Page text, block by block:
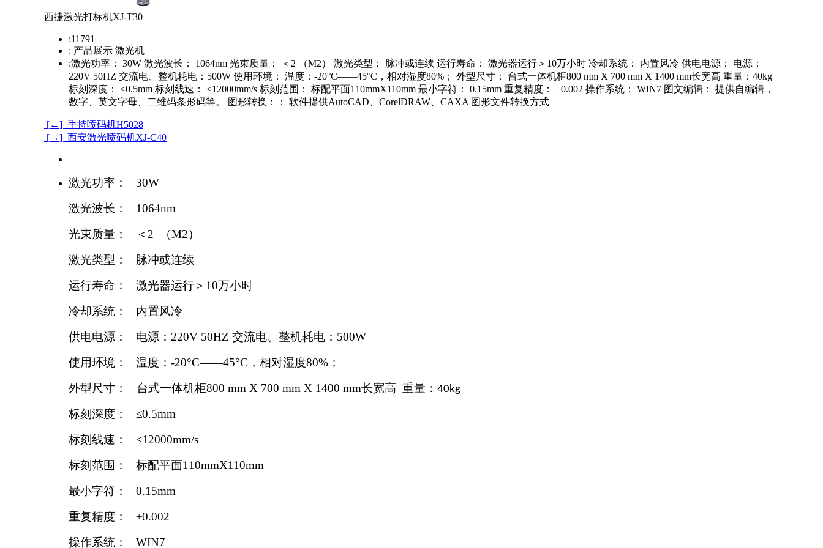
西捷激光打标机XJ-T30
:11791
: 产品展示 激光机
:激光功率： 30W 激光波长： 1064nm 光束质量： ＜2 （M2） 激光类型： 脉冲或连续 运行寿命： 激光器运行＞10万小时 冷却系统： 内置风冷 供电电源： 电源：
220V 50HZ 交流电、整机耗电：500W 使用环境： 温度：-20°C——45°C，相对湿度80%； 外型尺寸： 台式一体机柜800 mm X 700 mm X 1400 mm长宽高 重量：40kg
标刻深度： ≤0.5mm 标刻线速： ≤12000mm/s 标刻范围： 标配平面110mmX110mm 最小字符： 0.15mm 重复精度： ±0.002 操作系统： WIN7 图文编辑： 提供自编辑，
数字、英文字母、二维码条形码等。 图形转换：： 软件提供AutoCAD、CorelDRAW、CAXA 图形文件转换方式
[←] 手持喷码机H5028
[→] 西安激光喷码机XJ-C40
激光功率：
30W
激光波长：
1064nm
光束质量：
＜2 （M2）
激光类型：
脉冲或连续
运行寿命：
激光器运行＞ 10万小时
冷却系统：
内置风冷
供电电源：
电源： 220V 50HZ 交流电、整机耗电： 500W
使用环境：
温度： -20°C——45°C ，相对湿度80% ；
外型尺寸：
台式一体机柜800 mm X 700 mm X 1400 mm长宽高 重量： 40kg
标刻深度： ≤0.5mm
标刻线速：
≤12000mm/s
标刻范围：
标配平面110mmX110mm
最小字符：
0.15mm
重复精度：
±0.002
操作系统：
WIN7